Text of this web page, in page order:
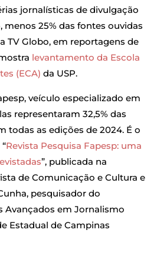
jornalísticas de divulgação
25% das fontes ouvidas
TV Globo, em reportagens de
levantamento da Escola
(ECA) da USP.
veículo especializado em
representaram 32,5% das
todas as edições de 2024. É o
Revista Pesquisa Fapesp: uma
”, publicada na
de Comunicação e Cultura e
pesquisador do
Avançados em Jornalismo
Estadual de Campinas